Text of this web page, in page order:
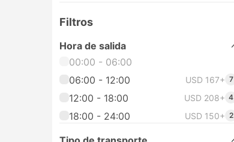
Filtros
Hora de salida
00:00 - 06:00
06:00 - 12:00
USD 167+ 7
12:00 - 18:00 USD 208+ 4
18:00 - 24:00 USD 150+ 2